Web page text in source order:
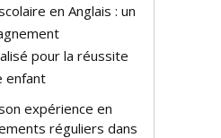
en Anglais : un
pour la réussite
enfant
expérience en
réguliers dans